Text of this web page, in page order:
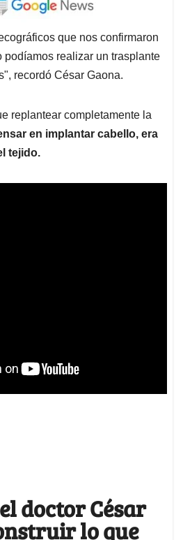
que nos confirmaron
podíamos realizar un trasplante
recordó César Gaona.
replantear completamente la
en implantar cabello, era
tejido.
doctor César
lo que